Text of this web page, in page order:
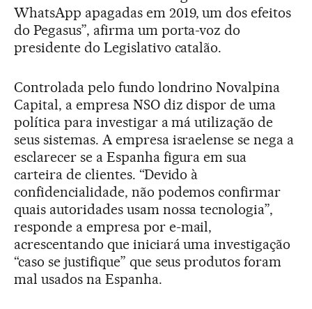
WhatsApp apagadas em 2019, um dos efeitos
do Pegasus”, afirma um porta-voz do
presidente do Legislativo catalão.
Controlada pelo fundo londrino Novalpina
Capital, a empresa NSO diz dispor de uma
política para investigar a má utilização de
seus sistemas. A empresa israelense se nega a
esclarecer se a Espanha figura em sua
carteira de clientes. “Devido à
confidencialidade, não podemos confirmar
quais autoridades usam nossa tecnologia”,
responde a empresa por e-mail,
acrescentando que iniciará uma investigação
“caso se justifique” que seus produtos foram
mal usados na Espanha.